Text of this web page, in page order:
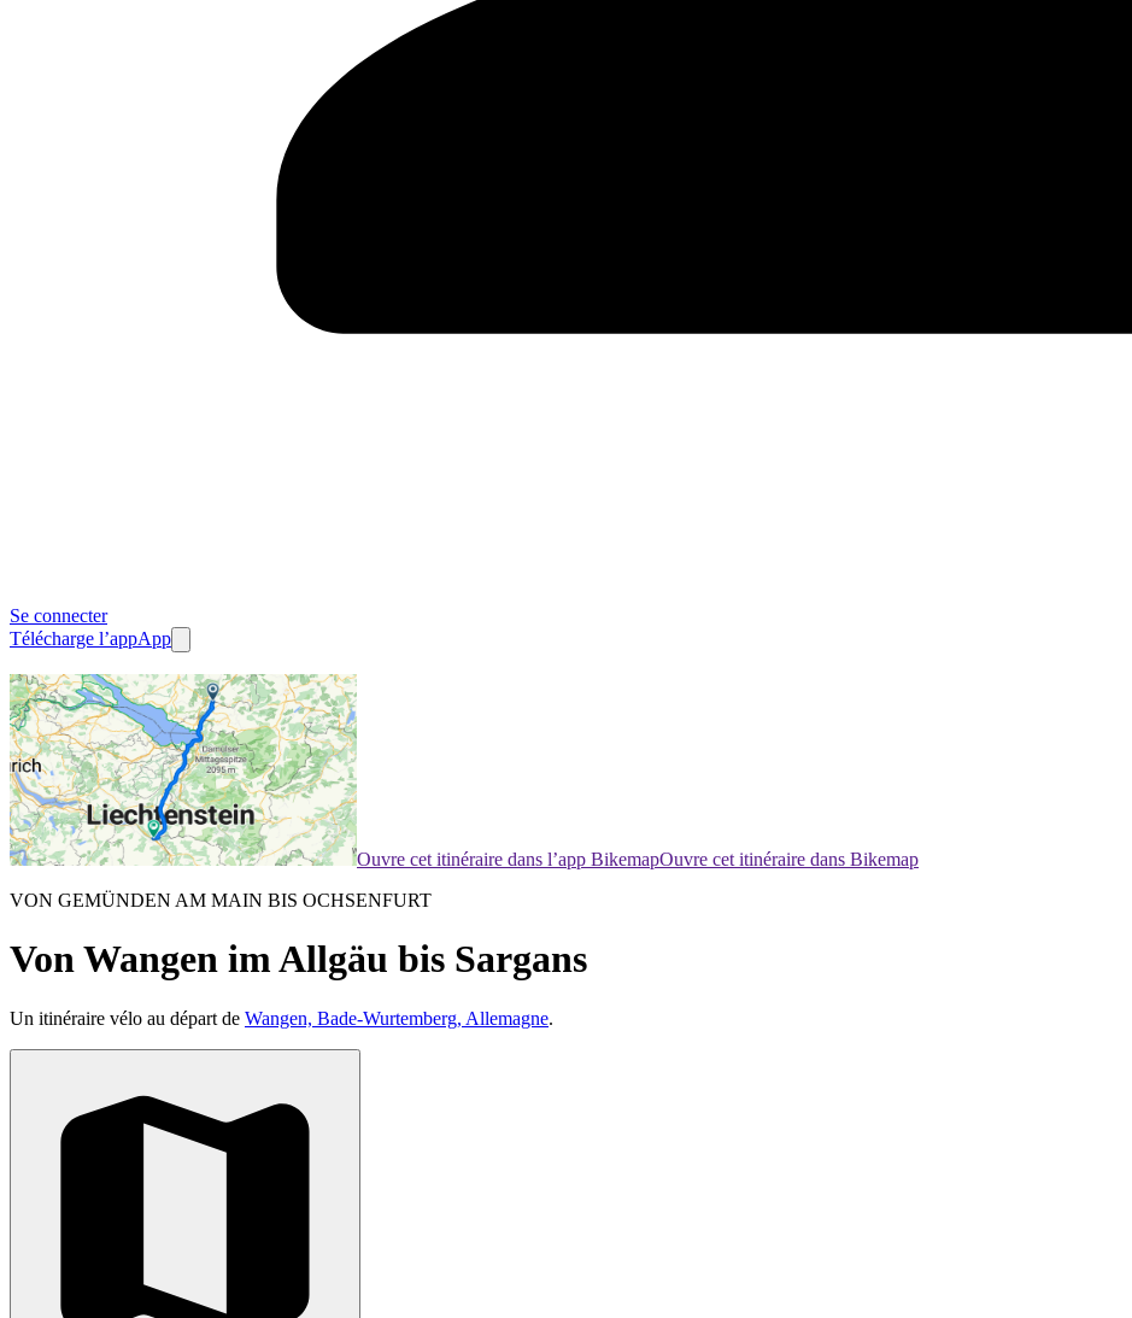
Se connecter
Télécharge l’appApp
Ouvre cet itinéraire dans l’app BikemapOuvre cet itinéraire dans Bikemap
VON GEMÜNDEN AM MAIN BIS OCHSENFURT
Von Wangen im Allgäu bis Sargans
Un itinéraire vélo au départ de Wangen, Bade-Wurtemberg, Allemagne.